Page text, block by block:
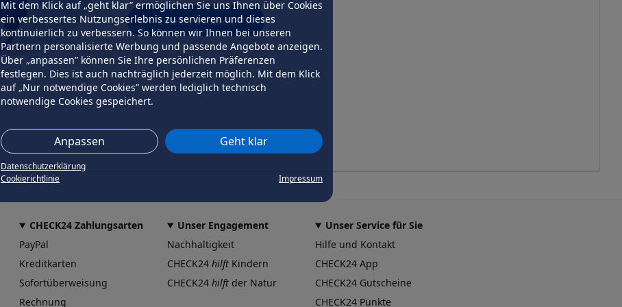
Mit dem Klick auf „geht klar” ermöglichen Sie uns Ihnen über Cookies
ein verbessertes Nutzungserlebnis zu servieren und dieses
kontinuierlich zu verbessern. So können wir Ihnen bei unseren
Partnern personalisierte Werbung und passende Angebote anzeigen.
Über „anpassen” können Sie Ihre persönlichen Präferenzen
festlegen. Dies ist auch nachträglich jederzeit möglich. Mit dem Klick
auf „Nur notwendige Cookies” werden lediglich technisch
notwendige Cookies gespeichert.
Anpassen Geht klar
Datenschutzerklärung
Cookierichtlinie
Impressum
erneut versuchen
CHECK24 Zahlungsarten
PayPal
Kreditkarten
Sofortüberweisung
Rechnung
Unser Engagement
Nachhaltigkeit
CHECK24 hilft Kindern
CHECK24 hilft der Natur
Unser Service für Sie
Hilfe und Kontakt
CHECK24 App
CHECK24 Gutscheine
CHECK24 Punkte